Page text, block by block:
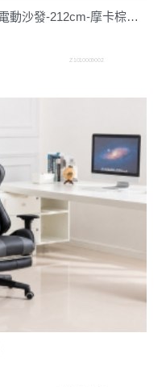
【墨爾】全牛皮四向頭枕雙馬達電動沙發-212cm-摩卡棕｜德新家具
Z1010009002